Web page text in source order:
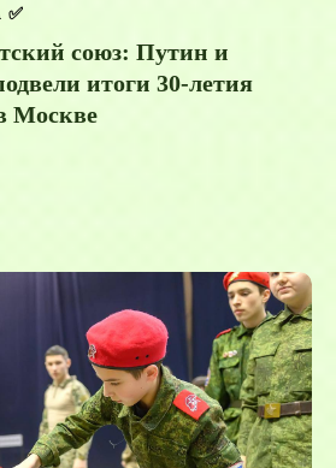
союз: Путин и
итоги 30-летия
Москве